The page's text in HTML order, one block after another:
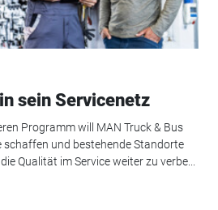
sein Servicenetz
Programm will MAN Truck & Bus
schaffen und bestehende Standorte
Qualität im Service weiter zu verbe...